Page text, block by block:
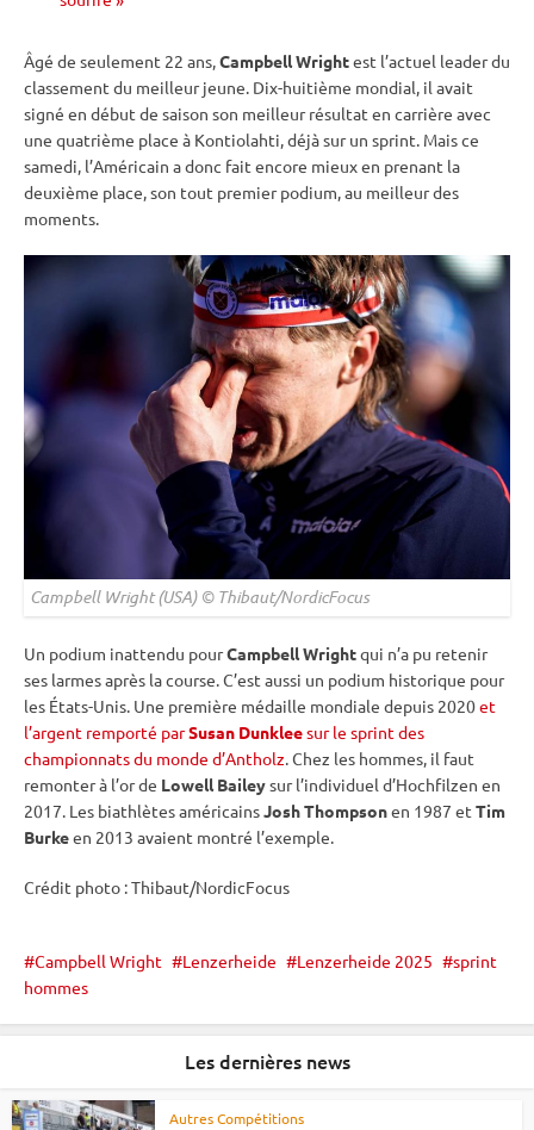
Âgé de seulement 22 ans,Campbell Wrightest l’actuel leader du
classement du meilleur jeune. Dix-huitième mondial, il avait
signé en début de saison son meilleur résultat en carrière avec
une quatrième place à Kontiolahti, déjà sur un sprint. Mais ce
samedi, l’Américain a donc fait encore mieux en prenant la
deuxième place, son tout premier podium, au meilleur des
moments.
Campbell Wright (USA) © Thibaut/NordicFocus
Un podium inattendu pourCampbell Wrightqui n’a pu retenir
ses larmes après la course. C’est aussi un podium historique pour
les États-Unis. Une première médaille mondiale depuis 2020et
l’argent remporté parSusan Dunkleesur le sprint des
championnats du monde d’Antholz. Chez les hommes, il faut
remonter à l’or de Lowell Baileysur l’individuel d’Hochfilzen en
2017. Les biathlètes américainsJosh Thompsonen 1987 et Tim
Burkeen 2013 avaient montré l’exemple.
Crédit photo : Thibaut/NordicFocus
Campbell Wright Lenzerheide Lenzerheide 2025
sprint
hommes
Les dernières news
Autres Compétitions